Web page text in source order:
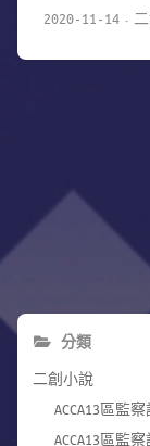
2020-11-14
分類
二創小說
ACCA13區監
ACCA13區監